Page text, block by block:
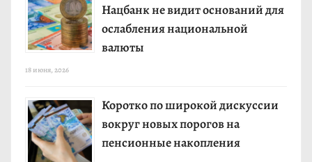
Нацбанк не видит оснований для
ослабления национальной
валюты
18 июня, 2026
Коротко по широкой дискуссии
вокруг новых порогов на
пенсионные накопления